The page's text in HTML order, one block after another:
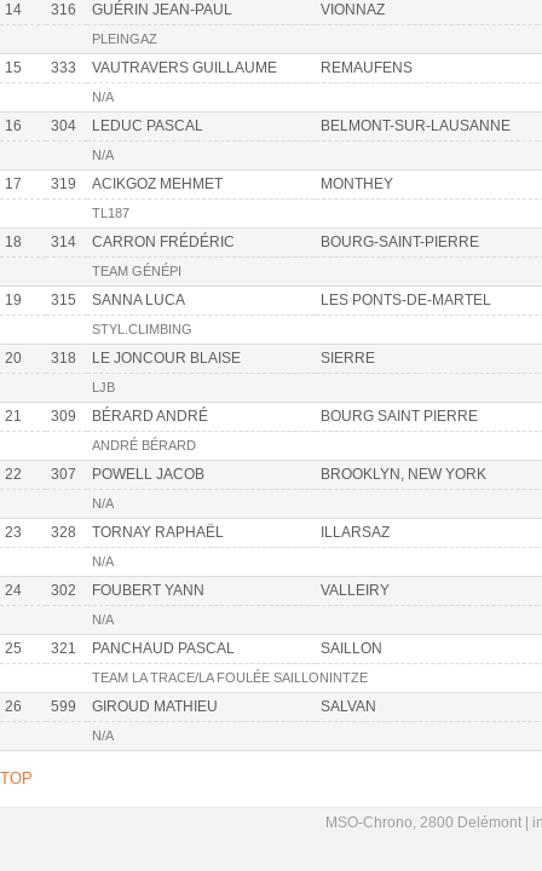
14 316 GUÉRIN JEAN-PAUL VIONNAZ
PLEINGAZ
15 333 VAUTRAVERS GUILLAUME REMAUFENS
N/A
16 304 LEDUC PASCAL BELMONT-SUR-LAUSANNE
N/A
17 319 ACIKGOZ MEHMET MONTHEY
TL187
18 314 CARRON FRÉDÉRIC BOURG-SAINT-PIERRE
TEAM GÉNÉPI
19 315 SANNA LUCA LES PONTS-DE-MARTEL
STYL.CLIMBING
20 318 LE JONCOUR BLAISE SIERRE
LJB
21 309 BÉRARD ANDRÉ BOURG SAINT PIERRE
ANDRÉ BÉRARD
22 307 POWELL JACOB BROOKLYN, NEW YORK
N/A
23 328 TORNAY RAPHAËL ILLARSAZ
N/A
24 302 FOUBERT YANN VALLEIRY
N/A
25 321 PANCHAUD PASCAL SAILLON
TEAM LA TRACE/LA FOULÉE SAILLONINTZE
26 599 GIROUD MATHIEU SALVAN
N/A
TOP
MSO-Chrono, 2800 Delémont |